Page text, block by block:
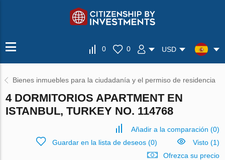
0 0 USD
Bienes inmuebles para la ciudadanía y el permiso de residencia
4 DORMITORIOS APARTMENT EN
ISTANBUL, TURKEY NO. 114768
Añadir a la comparación (0)
Guardar en la lista de deseos(0)
Visto (1)
Ofrezca su precio